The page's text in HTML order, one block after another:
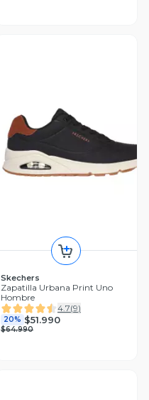
Skechers
Zapatilla Urbana Print Uno
Hombre
4.7(9)
20% $51.990
$64.990